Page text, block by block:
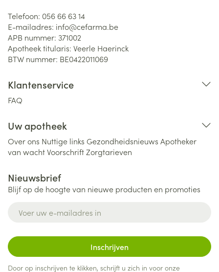
Telefoon: 056 66 63 14
E-mailadres: info@cefarma.be
APB nummer: 371002
Apotheek titularis: Veerle Haerinck
BTW nummer: BE0422011069
Klantenservice
FAQ
Uw apotheek
Over ons Nuttige links Gezondheidsnieuws Apotheker
van wachtVoorschriftZorgtarieven
Nieuwsbrief
Blijf op de hoogte van nieuwe producten en promoties
Inschrijven
Door op inschrijven te klikken, schrijft u zich in voor onze